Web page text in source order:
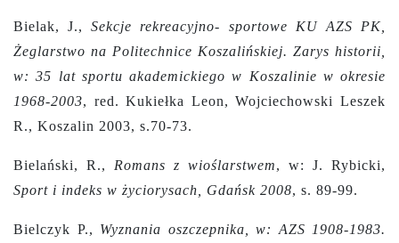
Bielak, J.,Sekcje rekreacyjno- sportowe KU AZS PK,
Żeglarstwo na Politechnice Koszalińskiej. Zarys historii,
w: 35 lat sportu akademickiego w Koszalinie w okresie
1968-2003, red. Kukiełka Leon, Wojciechowski Leszek
R., Koszalin 2003, s.70-73.
Bielański, R., Romans z wioślarstwem, w: J. Rybicki,
Sport i indeks w życiorysach, Gdańsk 2008, s. 89-99.
Bielczyk P., Wyznania oszczepnika, w: AZS 1908-1983.